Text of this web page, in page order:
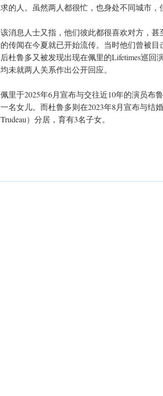
求的人。虽然两人都很忙，也身处不同城市，
该消息人士又指，他们彼此都很喜欢对方，
的传闻在今夏就已开始流传。当时他们曾被
后杜鲁多又被发现出现在佩里的Lifetimes巡
均未就两人关系作出公开回应。
佩里于2025年6月宣布与交往近10年的演员布
一名女儿。而杜鲁多则在2023年8月宣布与结
Trudeau）分居，育有3名子女。